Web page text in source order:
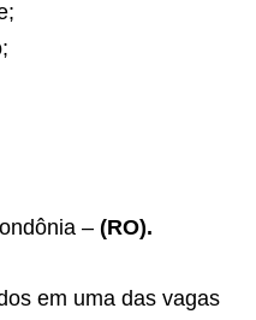
– (RO).
em uma das vagas